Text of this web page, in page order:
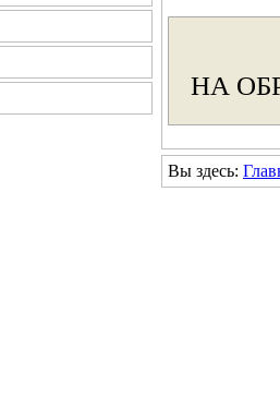
НА
Вы здесь: